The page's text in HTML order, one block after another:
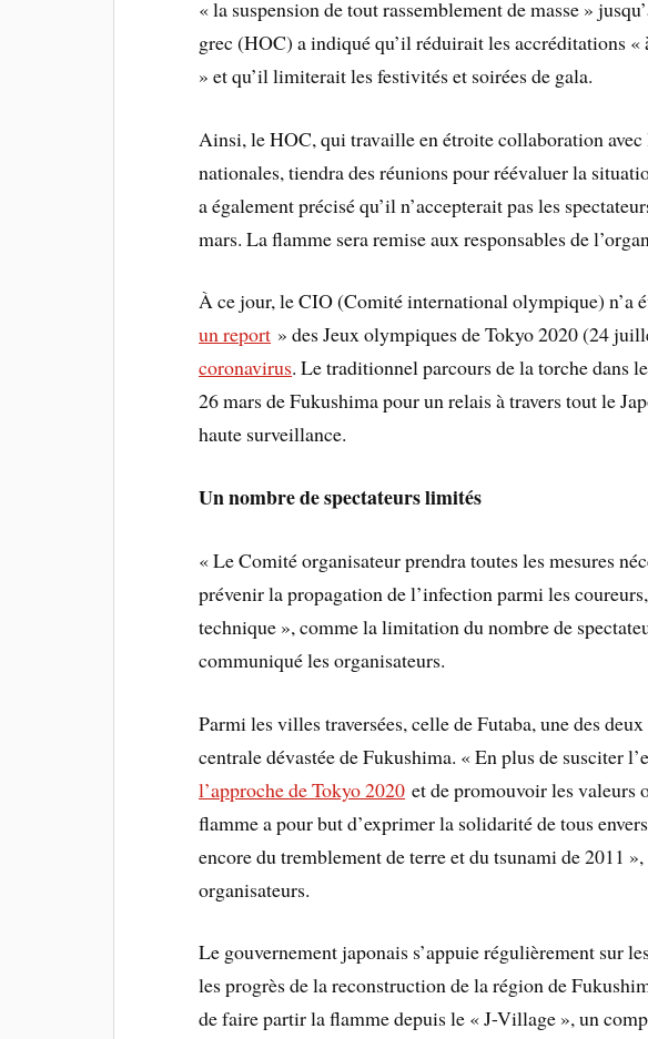
« la suspension de tout rassemblement de masse »
grec (HOC) a indiqué qu’il réduirait les accréditations «
» et qu’il limiterait les festivités et soirées de gala.
Ainsi, le HOC, qui travaille en étroite collaboration avec
nationales, tiendra des réunions pour réévaluer la
a également précisé qu’il n’accepterait pas les
mars. La flamme sera remise aux responsables de
À ce jour, le CIO (Comité international olympique) n’a
un report » des Jeux olympiques de Tokyo 2020 (24
coronavirus. Le traditionnel parcours de la torche dans
26 mars de Fukushima pour un relais à travers tout le
haute surveillance.
Un nombre de spectateurs limités
« Le Comité organisateur prendra toutes les mesures
prévenir la propagation de l’infection parmi les
technique », comme la limitation du nombre de
communiqué les organisateurs.
Parmi les villes traversées, celle de Futaba, une des
centrale dévastée de Fukushima. « En plus de susciter
l’approche de Tokyo 2020 et de promouvoir les valeurs
flamme a pour but d’exprimer la solidarité de tous
encore du tremblement de terre et du tsunami de 2011
organisateurs.
Le gouvernement japonais s’appuie régulièrement sur
les progrès de la reconstruction de la région de
de faire partir la flamme depuis le « J-Village », un